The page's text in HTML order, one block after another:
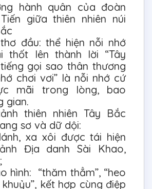
hành quân của đoàn
giữa thiên nhiên núi
đầu: thể hiện nỗi nhớ
thốt lên thành lời “Tây
gọi sao thân thương
chơi vơi” là nỗi nhớ cứ
mãi trong lòng, bao
gian.
thiên nhiên Tây Bắc
sơ và dữ dội:
xa xôi được tái hiện
Địa danh Sài Khao,
hình: “thăm thẳm”, “heo
khuỷu”, kết hợp cùng điệp